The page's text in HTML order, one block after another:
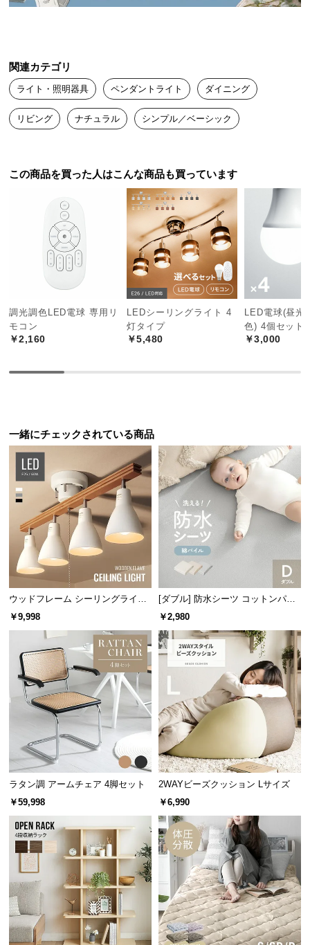
い
て
大
品
中
型
商
に
つ
い
て
型
商
の
配
送
に
い
て
開
置
に
つ
い
て
搬
経
関連カテゴリ
ライト・照明器具 ペンダントライト ダイニング
リビング ナチュラル シンプル／ベーシック
この商品を買った人はこんな商品も買っています
調光調色LED電球 専用リ
モコン
￥2,160
LEDシーリングライト 4
灯タイプ
￥5,480
LED電球(昼光
色) 4個セット
￥3,000
一緒にチェックされている商品
ウッドフレーム シーリングライト
ストレートタイプ
￥9,998
[ダブル] 防水シーツ コットンパイ
ル
￥2,980
ラタン調 アームチェア 4脚セット
￥59,998
2WAYビーズクッション Lサイズ
￥6,990